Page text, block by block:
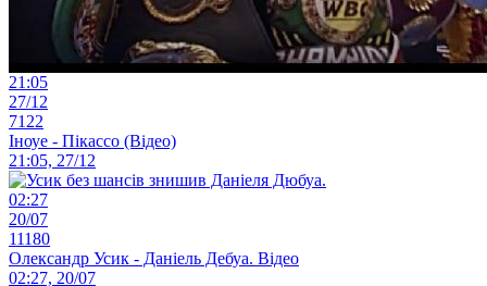
21:05
27/12
7122
Іноуе - Пікассо (Відео)
21:05, 27/12
02:27
20/07
11180
Олександр Усик - Даніель Дебуа. Відео
02:27, 20/07